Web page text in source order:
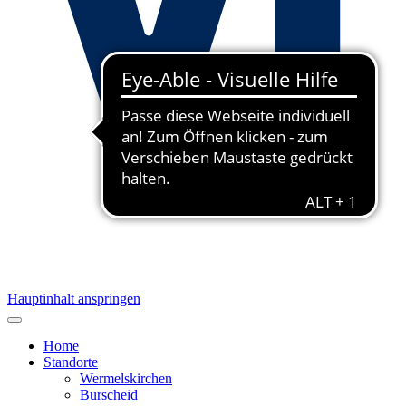
Hauptinhalt anspringen
Home
Standorte
Wermelskirchen
Burscheid